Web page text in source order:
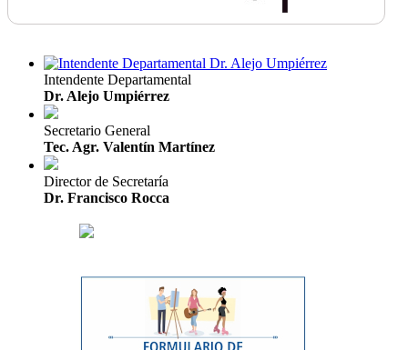
Intendente Departamental
Dr. Alejo Umpiérrez
Secretario General
Tec. Agr. Valentín Martínez
Director de Secretaría
Dr. Francisco Rocca